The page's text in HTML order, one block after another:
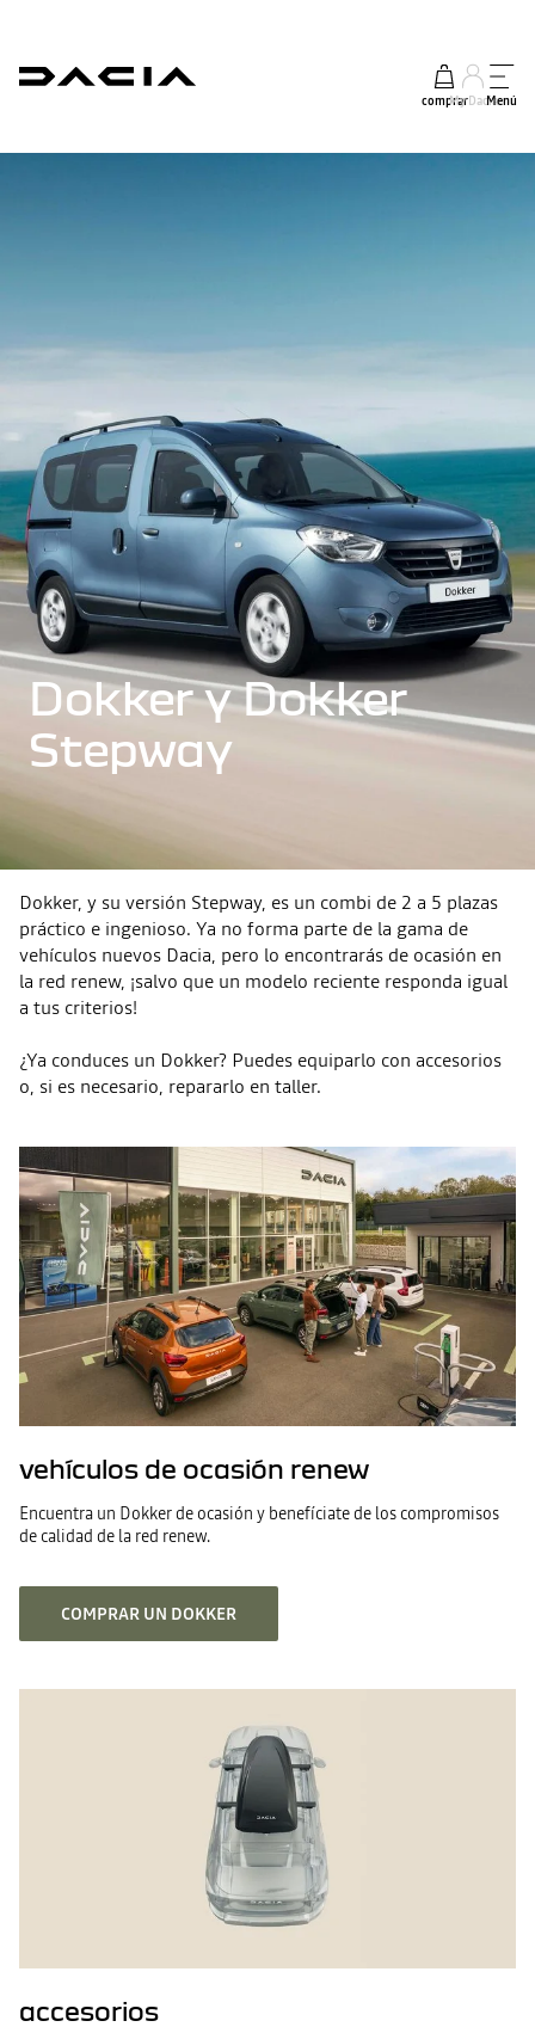
comprarMy DaciaMenú
Dokker y Dokker
Stepway
Dokker, y su versión Stepway, es un combi de 2 a 5 plazas
práctico e ingenioso. Ya no forma parte de la gama de
vehículos nuevos Dacia, pero lo encontrarás de ocasión en
la red renew, ¡salvo que un modelo reciente responda igual
a tus criterios!
¿Ya conduces un Dokker? Puedes equiparlo con accesorios
o, si es necesario, repararlo en taller.
vehículos de ocasión renew
Encuentra un Dokker de ocasión y benefíciate de los compromisos
de calidad de la red renew.
COMPRAR UN DOKKER
accesorios